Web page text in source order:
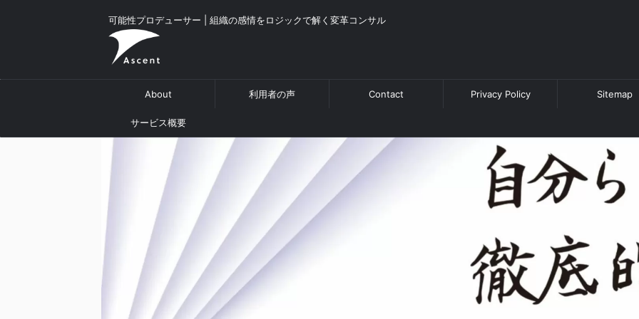
可能性プロデューサー | 組織の感情をロジックで解く変革コンサル
About 利用者の声 Contact Privacy Policy Sitemap
サービス概要